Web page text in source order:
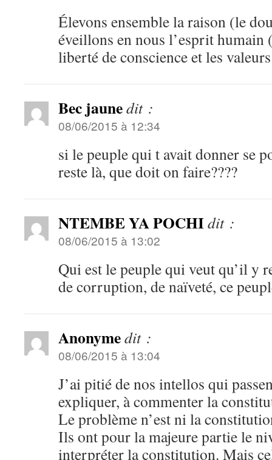
Élevons ensemble la raison (le
éveillons en nous l’esprit
liberté de conscience et les
Bec jaunedit :
08/06/2015 à 12:34
si le peuple qui t avait donner se
reste là, que doit on faire????
NTEMBE YA POCHIdit :
08/06/2015 à 13:02
Qui est le peuple qui veut qu’il y
de corruption, de naïveté, ce
Anonymedit :
08/06/2015 à 13:04
J’ai pitié de nos intellos qui
expliquer, à commenter la
Le problème n’est ni la
Ils ont pour la majeure partie le
interpréter la constitution. Mais